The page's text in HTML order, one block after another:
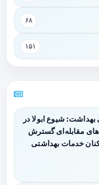
۶۸
۱۵۱
شیوع ابولا در
مقابله‌ای گسترش
خدمات بهداشتی